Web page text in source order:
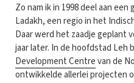
Zo nam ik in 1998 deel aan
Ladakh, een regio in het
Daar werd het zaadje geplant
jaar later. In de hoofdstad Leh
Development Centrevan de
ontwikkelde allerlei projecten